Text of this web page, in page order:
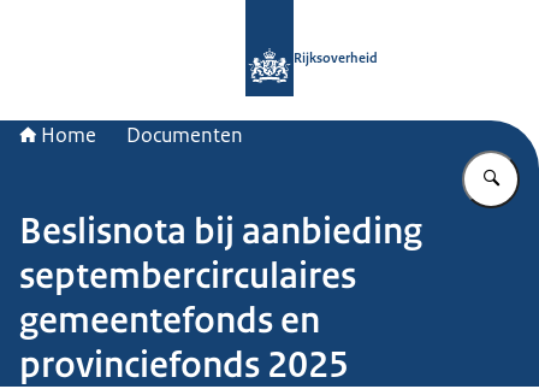
Rijksoverheid
Home Documenten
Beslisnota bij aanbieding
septembercirculaires
gemeentefonds en
provinciefonds 2025